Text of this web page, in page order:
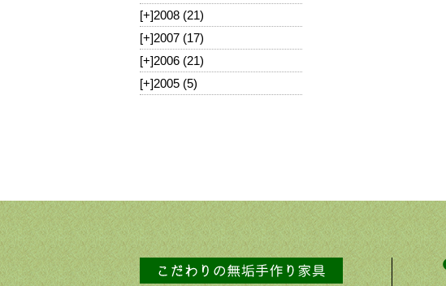
[+]2008 (21)
[+]2007 (17)
[+]2006 (21)
[+]2005 (5)